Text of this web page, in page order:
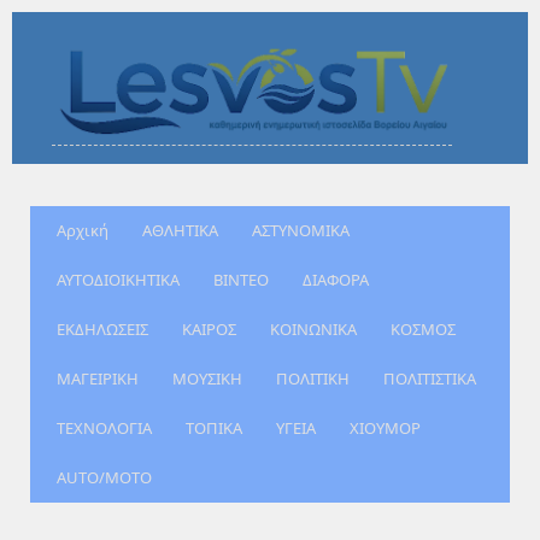
Αρχική ΑΘΛΗΤΙΚΑ ΑΣΤΥΝΟΜΙΚΑ
ΑΥΤΟΔΙΟΙΚΗΤΙΚΑ ΒΙΝΤΕΟ ΔΙΑΦΟΡΑ
ΕΚΔΗΛΩΣΕΙΣ ΚΑΙΡΟΣ ΚΟΙΝΩΝΙΚΑ ΚΟΣΜΟΣ
ΜΑΓΕΙΡΙΚΗ ΜΟΥΣΙΚΗ ΠΟΛΙΤΙΚΗ ΠΟΛΙΤΙΣΤΙΚΑ
ΤΕΧΝΟΛΟΓΙΑ ΤΟΠΙΚΑ ΥΓΕΙΑ ΧΙΟΥΜΟΡ
AUTO/MOTO